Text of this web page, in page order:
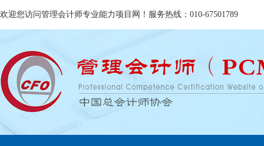
欢迎您访问管理会计师专业能力项目网！服务热线：010-67501789